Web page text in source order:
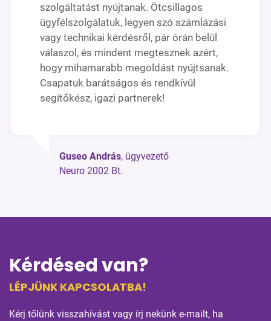
szolgáltatást nyújtanak. Ötcsillagos
ügyfélszolgálatuk, legyen szó számlázási
vagy technikai kérdésről, pár órán belül
válaszol, és mindent megtesznek azért,
hogy mihamarabb megoldást nyújtsanak.
Csapatuk barátságos és rendkívül
segítőkész, igazi partnerek!
Guseo András, ügyvezető
Neuro 2002 Bt.
Kérdésed van?
LÉPJÜNK KAPCSOLATBA!
Kérj tőlünk visszahívást vagy írj nekünk e-mailt, ha